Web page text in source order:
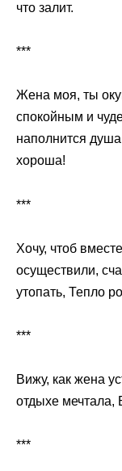
что залит.
***
Жена моя, ты
спокойным и
наполнится
хороша!
***
Хочу, чтоб
осуществили,
утопать, Тепло
***
Вижу, как жена
отдыхе мечтала,
***